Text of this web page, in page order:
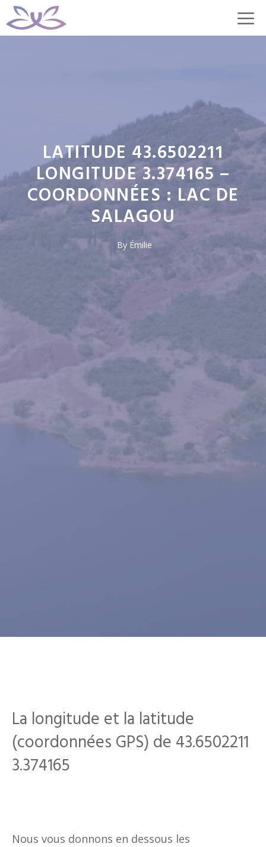
Aller
au
LATITUDE 43.6502211
LONGITUDE 3.374165 –
COORDONNÉES : LAC DE
SALAGOU
By Émilie
La longitude et la latitude
(coordonnées GPS) de 43.6502211
3.374165
Nous vous donnons en dessous les